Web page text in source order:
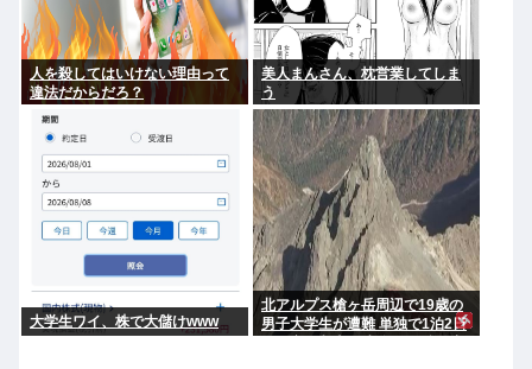
人を殺してはいけない理由って
違法だからだろ？
美人まんさん、枕営業してしま
う
大学生ワイ、株で大儲けwww
北アルプス槍ヶ岳周辺で19歳の
男子大学生が遭難 単独で1泊2日